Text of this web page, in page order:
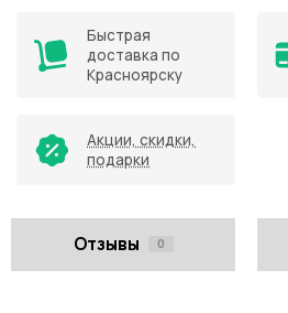
Быстрая
доставка по
Красноярску
Акции, скидки,
подарки
Отзывы 0